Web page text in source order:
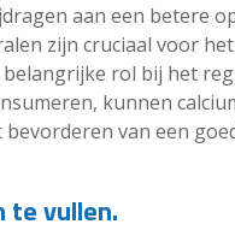
aan een betere
zijn cruciaal voor
rol bij het
kunnen
van een
te vullen.